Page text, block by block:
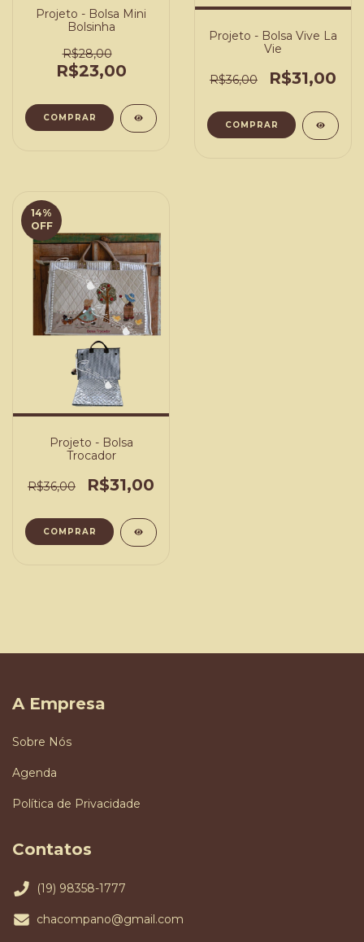
Projeto - Bolsa Mini
Bolsinha
R$28,00
R$23,00
COMPRAR
Projeto - Bolsa Vive La
Vie
R$36,00 R$31,00
COMPRAR
14%
OFF
Projeto - Bolsa
Trocador
R$36,00 R$31,00
COMPRAR
A Empresa
Sobre Nós
Agenda
Política de Privacidade
Contatos
(19) 98358-1777
chacompano@gmail.com